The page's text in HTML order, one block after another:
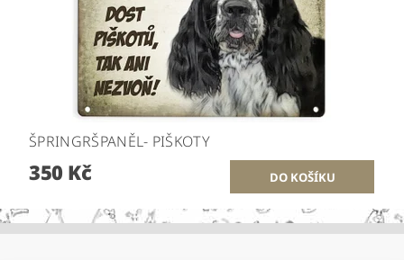
ŠPRINGRŠPANĚL- PIŠKOTY
350 Kč